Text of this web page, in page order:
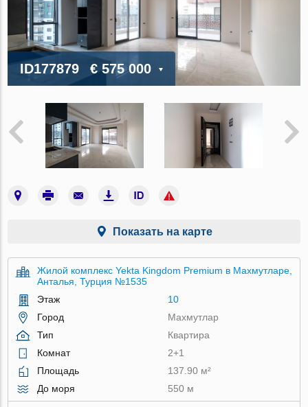
ID177879 € 575 000
Показать на карте
Жилой комплекс Yekta Kingdom Premium в Махмутларе,
Анталья, Турция №1535
Этаж
10
Город
Махмутлар
Тип
Квартира
Комнат
2+1
Площадь
137.90 м²
До моря
550 м